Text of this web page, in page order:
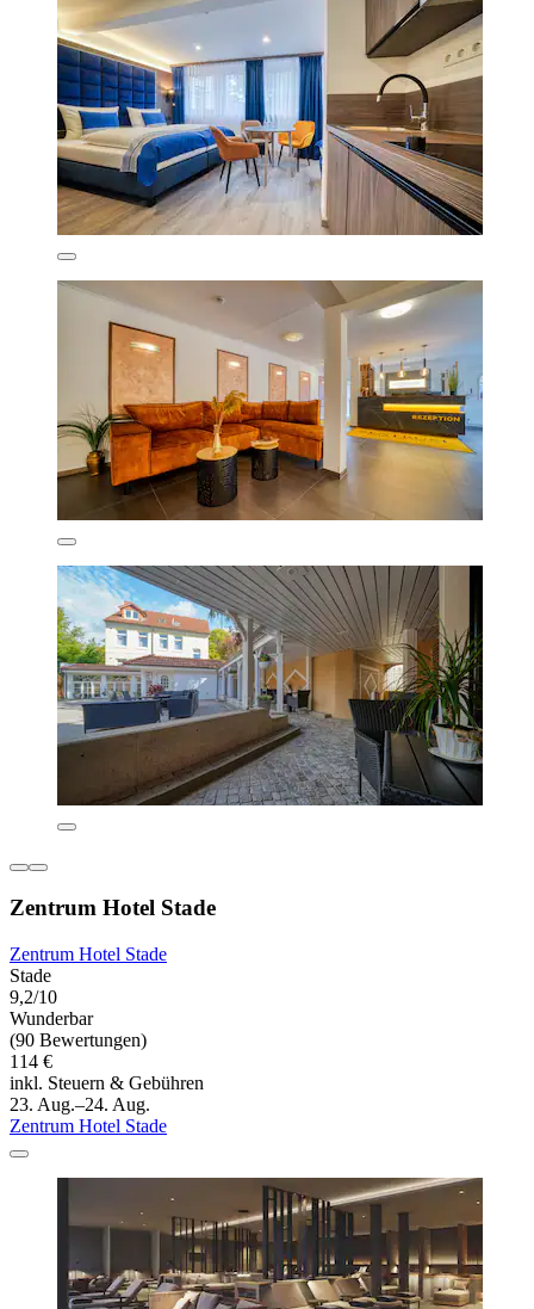
Zentrum Hotel Stade
Zentrum Hotel Stade
Stade
9,2/10
Wunderbar
(90 Bewertungen)
114 €
inkl. Steuern & Gebühren
23. Aug.–24. Aug.
Zentrum Hotel Stade